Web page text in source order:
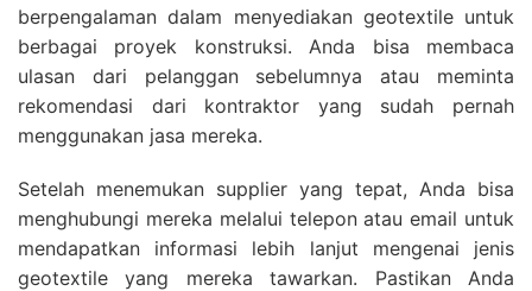
berpengalaman dalam menyediakan geotextile untuk
berbagai proyek konstruksi. Anda bisa membaca
ulasan dari pelanggan sebelumnya atau meminta
rekomendasi dari kontraktor yang sudah pernah
menggunakan jasa mereka.
Setelah menemukan supplier yang tepat, Anda bisa
menghubungi mereka melalui telepon atau email untuk
mendapatkan informasi lebih lanjut mengenai jenis
geotextile yang mereka tawarkan. Pastikan Anda